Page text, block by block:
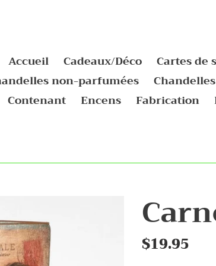
Accueil
Cadeaux/Déco
Cartes de
non-parfumées
Contenant
Encens Fabrication
Prix
$19.95